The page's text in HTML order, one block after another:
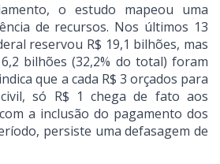
o estudo mapeou uma
de recursos. Nos últimos 13
reservou R$ 19,1 bilhões, mas
bilhões (32,2% do total) foram
que a cada R$ 3 orçados para
só R$ 1 chega de fato aos
a inclusão do pagamento dos
persiste uma defasagem de